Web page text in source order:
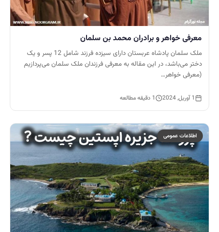
معرفی خواهر و برادران محمد بن سلمان
ملک سلمان پادشاه عربستان دارای سیزده فرزند شامل 12 پسر و یک
دختر می‌باشد، در این مقاله به معرفی فرزندان ملک سلمان می‌پردازیم
(معرفی خواهر…
1 آوریل, 2024 1 دقیقه مطالعه
اطلاعات عمومی